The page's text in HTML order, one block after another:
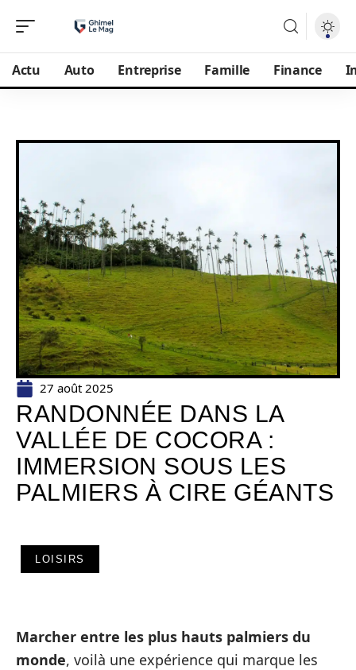
Actu Auto Entreprise Famille Finance
27 août 2025
RANDONNÉE DANS LA
VALLÉE DE COCORA :
IMMERSION SOUS LES
PALMIERS À CIRE GÉANTS
LOISIRS
Marcher entre les plus hauts palmiers du
monde, voilà une expérience qui marque les